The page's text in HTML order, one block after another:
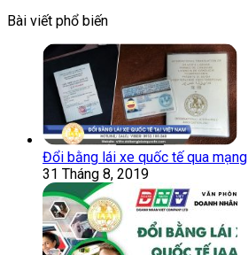
Bài viết phổ biến
Đổi bằng lái xe quốc tế qua mạng
31 Tháng 8, 2019